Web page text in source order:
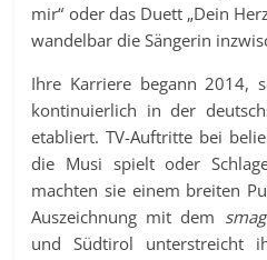
mir“ oder das Duett „Dein
wandelbar die Sängerin
Ihre Karriere begann 2014,
kontinuierlich in der
etabliert. TV-Auftritte bei
die Musi spielt oder
machten sie einem breiten
Auszeichnung mit dem
und Südtirol unterstreicht